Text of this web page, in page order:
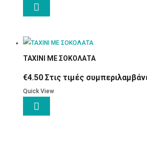

ΤΑΧΙΝΙ ΜΕ ΣΟΚΟΛΑΤΑ
€4.50 Στις τιμές
Quick View
